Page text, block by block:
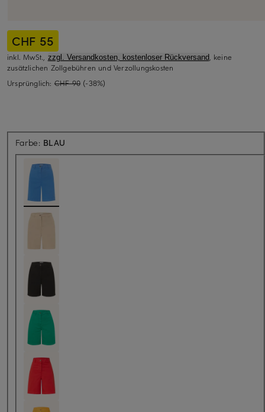
CHF 55
inkl. MwSt., zzgl. Versandkosten, kostenloser Rückversand, keine
zusätzlichen Zollgebühren und Verzollungskosten
Ursprünglich: CHF 90 (-38%)
Farbe: BLAU